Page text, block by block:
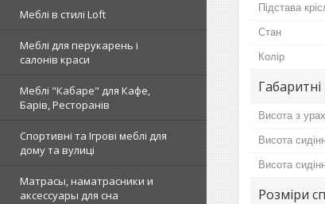
Меблі в стилі Loft
Меблі для перукарень і
салонів краси
Меблі "Кабаре" для Кафе,
Барів, Ресторанів
Спортивні та Ігрові меблі для
дому та вулиці
Матрасы, наматрасники и
аксессуары для сна
Підстава
Стан
Колір
Габаритні
Висота з
Висота
Висота
Розміри